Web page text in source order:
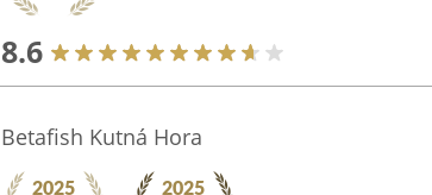
8.6
Betafish Kutná Hora